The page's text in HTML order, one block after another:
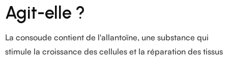
Agit-elle ?
La consoude contient de l'allantoïne, une substance qui
stimule la croissance des cellules et la réparation des tissus